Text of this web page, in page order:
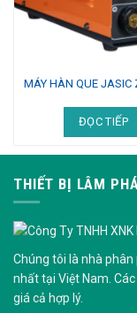
MÁY HÀN QUE JASIC
ĐỌC TIẾP
THIẾT BỊ LÂM
Chúng tôi là nhà
nhất tại Việt Nam.
giá cả hợp lý.